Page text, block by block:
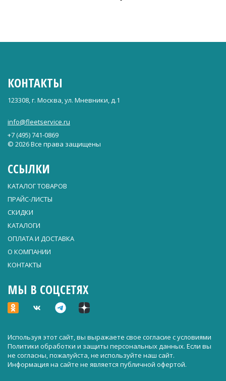
КОНТАКТЫ
123308, г. Москва, ул. Мневники, д.1
info@fleetservice.ru
+7 (495) 741-0869
© 2026 Все права защищены
ССЫЛКИ
КАТАЛОГ ТОВАРОВ
ПРАЙС-ЛИСТЫ
СКИДКИ
КАТАЛОГИ
ОПЛАТА И ДОСТАВКА
О КОМПАНИИ
КОНТАКТЫ
МЫ В СОЦСЕТЯХ
Используя этот сайт, вы выражаете свое согласие с условиями
Политики обработки и защиты персональных данных. Если вы
не согласны, пожалуйста, не используйте наш сайт.
Информация на сайте не является публичной офертой.